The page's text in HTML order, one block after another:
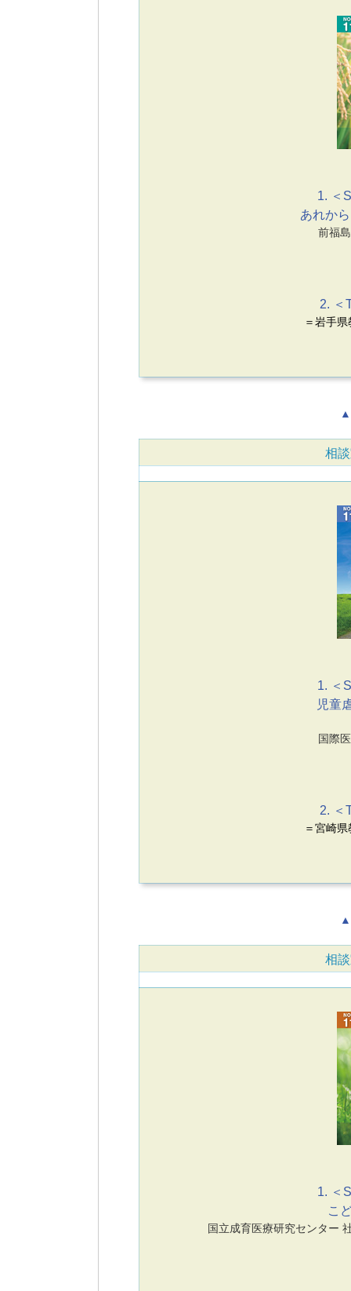
1. ＜
あれか
前福
2. ＜
＝岩手
▲
相
1. ＜
児童
国際
2. ＜
＝宮崎
▲
相
1. ＜
こ
国立成育医療研究センター